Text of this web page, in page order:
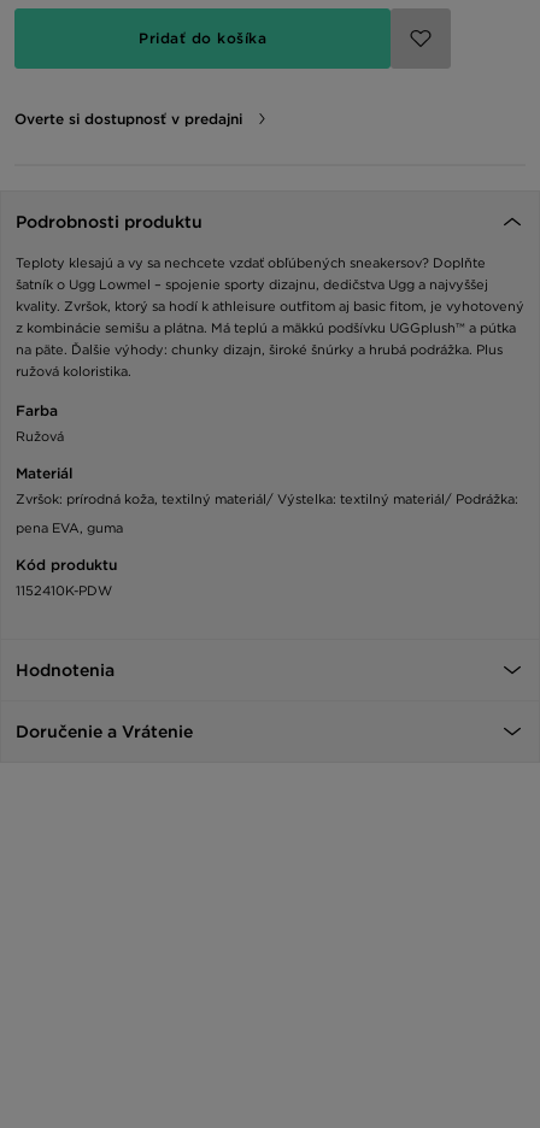
Pridať do košíka
Overte si dostupnosť v predajni
Podrobnosti produktu
Teploty klesajú a vy sa nechcete vzdať obľúbených sneakersov? Doplňte
šatník o Ugg Lowmel – spojenie sporty dizajnu, dedičstva Ugg a najvyššej
kvality. Zvršok, ktorý sa hodí k athleisure outfitom aj basic fitom, je vyhotovený
z kombinácie semišu a plátna. Má teplú a mäkkú podšívku UGGplush™ a pútka
na päte. Ďalšie výhody: chunky dizajn, široké šnúrky a hrubá podrážka. Plus
ružová koloristika.
Farba
Ružová
Materiál
Zvršok: prírodná koža, textilný materiál/ Výstelka: textilný materiál/ Podrážka:
pena EVA, guma
Kód produktu
1152410K-PDW
Hodnotenia
Doručenie a Vrátenie